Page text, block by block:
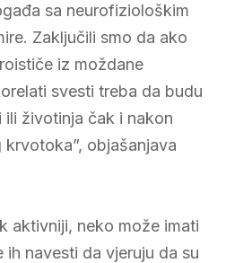
sa neurofiziološkim
Zaključili smo da ako
iz moždane
svesti treba da budu
životinja čak i nakon
objašanjava
aktivniji, neko može imati
navesti da vjeruju da su